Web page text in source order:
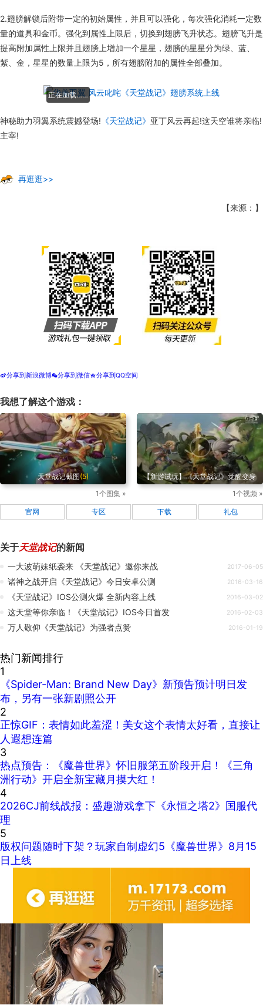
2.翅膀解锁后附带一定的初始属性，并且可以强化，每次强化消耗一定数
量的道具和金币。强化到属性上限后，切换到翅膀飞升状态。翅膀飞升是
提高附加属性上限并且翅膀上增加一个星星，翅膀的星星分为绿、蓝、
紫、金，星星的数量上限为5，所有翅膀附加的属性全部叠加。
正在加载……
神秘助力羽翼系统震撼登场! 《天堂战记》 亚丁风云再起!这天空谁将亲临!
主宰!
再逛逛>>
【来源：】
t分享到新浪微博w分享到微信z分享到QQ空间
我想了解这个游戏：
天堂战记截图(5)
1个图集 »
【新游试玩】《天堂战记》觉醒变身
1个视频 »
官网 专区 下载 礼包
关于天堂战记的新闻
一大波萌妹纸袭来 《天堂战记》邀你来战 2017-06-05
诸神之战开启《天堂战记》今日安卓公测 2016-03-16
《天堂战记》IOS公测火爆 全新内容上线 2016-03-02
这天堂等你亲临！《天堂战记》IOS今日首发 2016-02-03
万人敬仰《天堂战记》为强者点赞 2016-01-19
热门新闻排行
1
《Spider-Man: Brand New Day》新预告预计明日发
布，另有一张新剧照公开
2
正惊GIF：表情如此羞涩！美女这个表情太好看，直接让
人遐想连篇
3
热点预告：《魔兽世界》怀旧服第五阶段开启！《三角
洲行动》开启全新宝藏月摸大红！
4
2026CJ前线战报：盛趣游戏拿下《永恒之塔2》国服代
理
5
版权问题随时下架？玩家自制虚幻5《魔兽世界》8月15
日上线